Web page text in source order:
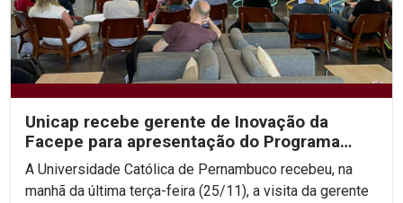
Unicap recebe gerente de Inovação da
Facepe para apresentação do Programa
Centelha 3
A Universidade Católica de Pernambuco recebeu, na
manhã da última terça-feira (25/11), a visita da gerente